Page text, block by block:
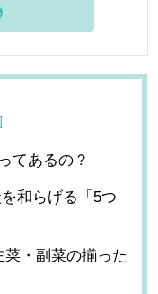
てあるの？
和らげる「5つ
・副菜の揃った